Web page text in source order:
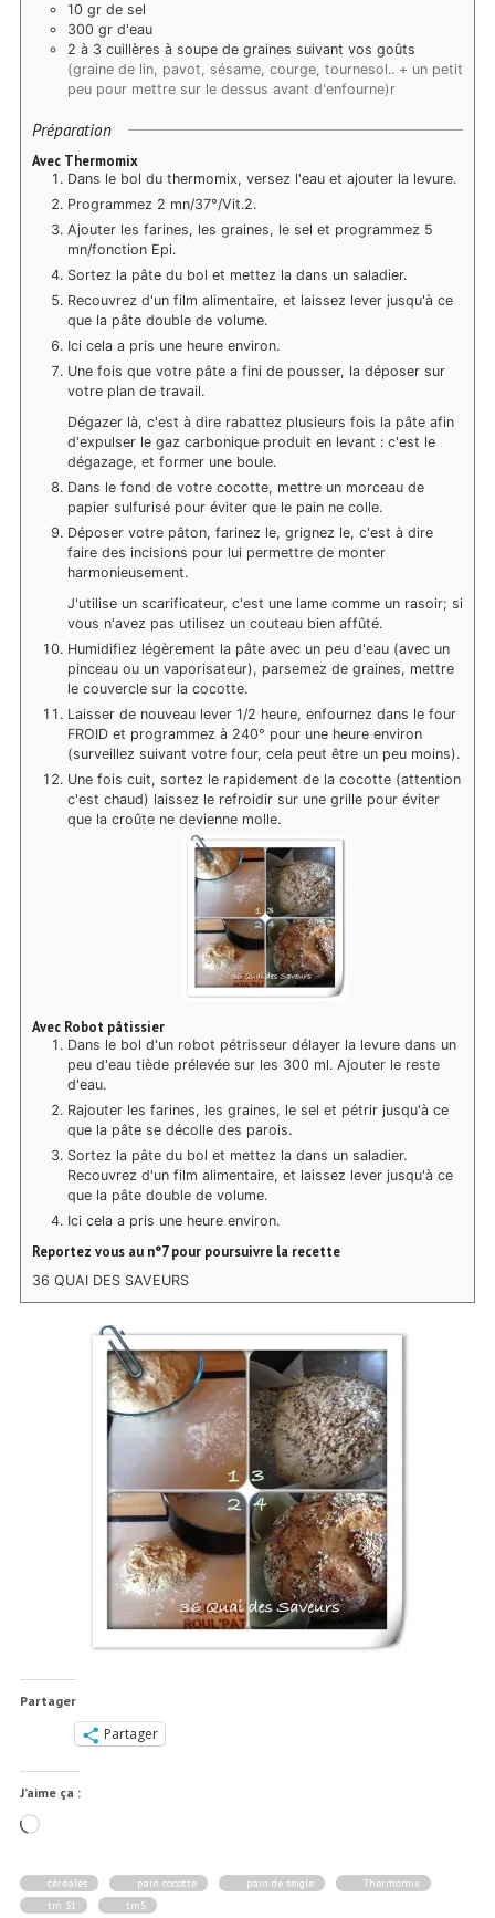
10 gr de sel
300 gr d'eau
2 à 3 cuillères à soupe de graines suivant vos goûts
(graine de lin, pavot, sésame, courge, tournesol.. + un petit
peu pour mettre sur le dessus avant d'enfourne)r
Préparation
Avec Thermomix
Dans le bol du thermomix, versez l'eau et ajouter la levure.
Programmez 2 mn/37°/Vit.2.
Ajouter les farines, les graines, le sel et programmez 5
mn/fonction Epi.
Sortez la pâte du bol et mettez la dans un saladier.
Recouvrez d'un film alimentaire, et laissez lever jusqu'à ce
que la pâte double de volume.
Ici cela a pris une heure environ.
Une fois que votre pâte a fini de pousser, la déposer sur
votre plan de travail.
Dégazer là, c'est à dire rabattez plusieurs fois la pâte afin
d'expulser le gaz carbonique produit en levant : c'est le
dégazage, et former une boule.
Dans le fond de votre cocotte, mettre un morceau de
papier sulfurisé pour éviter que le pain ne colle.
Déposer votre pâton, farinez le, grignez le, c'est à dire
faire des incisions pour lui permettre de monter
harmonieusement.
J'utilise un scarificateur, c'est une lame comme un rasoir; si
vous n'avez pas utilisez un couteau bien affûté.
Humidifiez légèrement la pâte avec un peu d'eau (avec un
pinceau ou un vaporisateur), parsemez de graines, mettre
le couvercle sur la cocotte.
Laisser de nouveau lever 1/2 heure, enfournez dans le four
FROID et programmez à 240° pour une heure environ
(surveillez suivant votre four, cela peut être un peu moins).
Une fois cuit, sortez le rapidement de la cocotte (attention
c'est chaud) laissez le refroidir sur une grille pour éviter
que la croûte ne devienne molle.
Avec Robot pâtissier
Dans le bol d'un robot pétrisseur délayer la levure dans un
peu d'eau tiède prélevée sur les 300 ml. Ajouter le reste
d'eau.
Rajouter les farines, les graines, le sel et pétrir jusqu'à ce
que la pâte se décolle des parois.
Sortez la pâte du bol et mettez la dans un saladier.
Recouvrez d'un film alimentaire, et laissez lever jusqu'à ce
que la pâte double de volume.
Ici cela a pris une heure environ.
Reportez vous au n°7 pour poursuivre la recette
36 QUAI DES SAVEURS
Partager
Partager
J’aime ça :
Chargement…
céréales pain cocotte pain de seigle
Thermomix
tm 31
tm5